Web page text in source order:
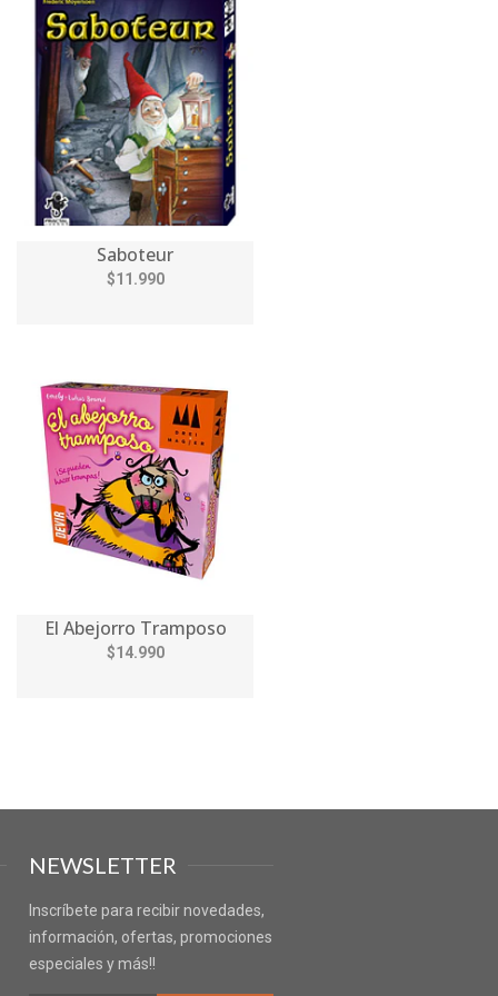
Saboteur
$11.990
El Abejorro Tramposo
$14.990
NEWSLETTER
Inscríbete para recibir novedades,
información, ofertas, promociones
especiales y más!!